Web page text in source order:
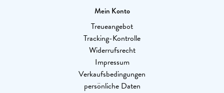
Mein Konto
Treueangebot
Tracking-Kontrolle
Widerrufsrecht
Impressum
Verkaufsbedingungen
persönliche Daten